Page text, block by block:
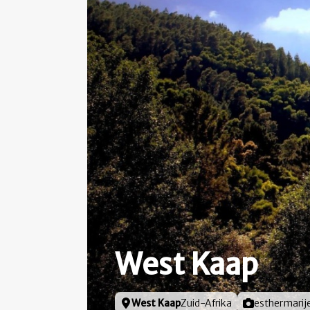
West Kaap
Locatie
West KaapZuid-Afrika Foto door